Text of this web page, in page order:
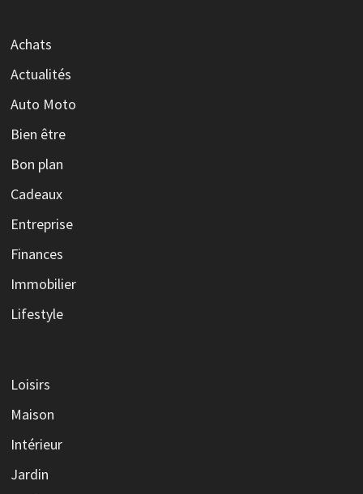
Achats
Actualités
Auto Moto
Bien être
Bon plan
Cadeaux
Entreprise
Finances
Immobilier
Lifestyle
Loisirs
Maison
Intérieur
Jardin